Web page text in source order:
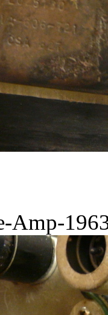
Amp-